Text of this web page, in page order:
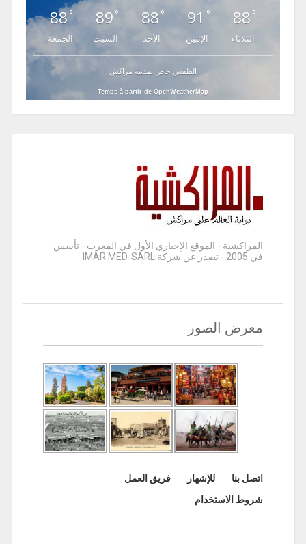
88°
الجمعة
89 °
السبت
88°
الأحد
91 °
الإثنين
88 °
الثلاثاء
الطقس خاص بمدينة مراكش
Temps à partir de OpenWeatherMap
المراكشية - الموقع الإخباري الأول في المغرب - تأسس
في 2005 - تصدر عن شركة IMAR MED-SARL
معرض الصور
اتصل بنا للإشهار
فريق العمل
شروط الاستخدام